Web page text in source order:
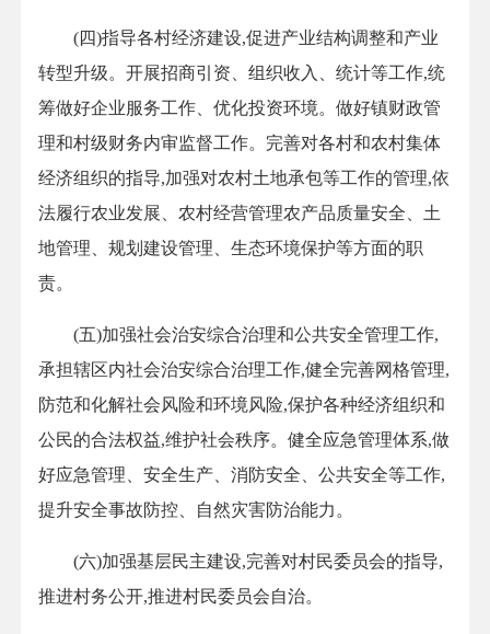
(四)指导各村经济建设,促进产业结构调整和产业
转型升级。开展招商引资、组织收入、统计等工作,统
筹做好企业服务工作、优化投资环境。做好镇财政管
理和村级财务内审监督工作。完善对各村和农村集体
经济组织的指导,加强对农村土地承包等工作的管理,依
法履行农业发展、农村经营管理农产品质量安全、土
地管理、规划建设管理、生态环境保护等方面的职
责。
(五)加强社会治安综合治理和公共安全管理工作,
承担辖区内社会治安综合治理工作,健全完善网格管理,
防范和化解社会风险和环境风险,保护各种经济组织和
公民的合法权益,维护社会秩序。健全应急管理体系,做
好应急管理、安全生产、消防安全、公共安全等工作,
提升安全事故防控、自然灾害防治能力。
(六)加强基层民主建设,完善对村民委员会的指导,
推进村务公开,推进村民委员会自治。